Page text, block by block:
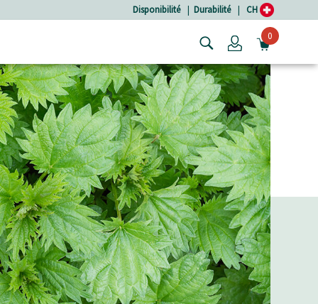
Disponibilité | Durabilité | CH
Login0